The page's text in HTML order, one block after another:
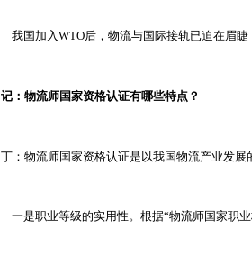
我国加入WTO后，物流与国际接轨已迫在眉
记：物流师国家资格认证有哪些特点？
丁：物流师国家资格认证是以我国物流产业发
一是职业等级的实用性。根据“物流师国家职